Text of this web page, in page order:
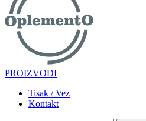
PROIZVODI
Tisak / Vez
Kontakt